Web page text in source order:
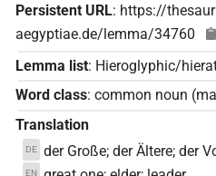
Persistent URL: https://
aegyptiae.de/lemma/34760
Lemma list: Hieroglyphic/
Word class: common noun (
Translation
DE der Große; der Ältere; der
EN